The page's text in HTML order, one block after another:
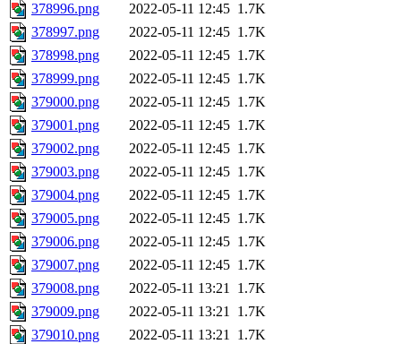
378996.png
2022-05-11 12:45 1.7K
378997.png
2022-05-11 12:45 1.7K
378998.png
2022-05-11 12:45 1.7K
378999.png
2022-05-11 12:45 1.7K
379000.png
2022-05-11 12:45 1.7K
379001.png
2022-05-11 12:45 1.7K
379002.png
2022-05-11 12:45 1.7K
379003.png
2022-05-11 12:45 1.7K
379004.png
2022-05-11 12:45 1.7K
379005.png
2022-05-11 12:45 1.7K
379006.png
2022-05-11 12:45 1.7K
379007.png
2022-05-11 12:45 1.7K
379008.png
2022-05-11 13:21 1.7K
379009.png
2022-05-11 13:21 1.7K
379010.png
2022-05-11 13:21 1.7K